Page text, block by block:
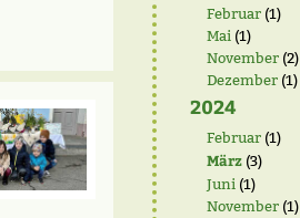
Februar(1)
Mai (1)
November(2)
Dezember(1)
2024
Februar(1)
März(3)
Juni (1)
November(1)